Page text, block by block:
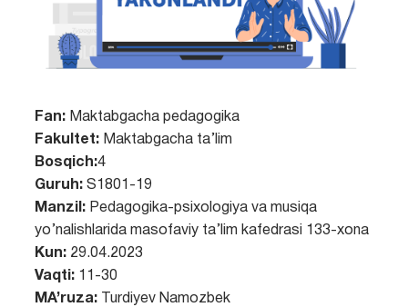
Fan:Maktabgacha pedagogika
Fakultet:Maktabgacha ta’lim
Bosqich:4
Guruh:S1801-19
Manzil:Pedagogika-psixologiya va musiqa
yo’nalishlarida masofaviy ta’lim kafedrasi 133-xona
Kun: 29.04.2023
Vaqti:11-30
MA’ruza:Turdiyev Namozbek